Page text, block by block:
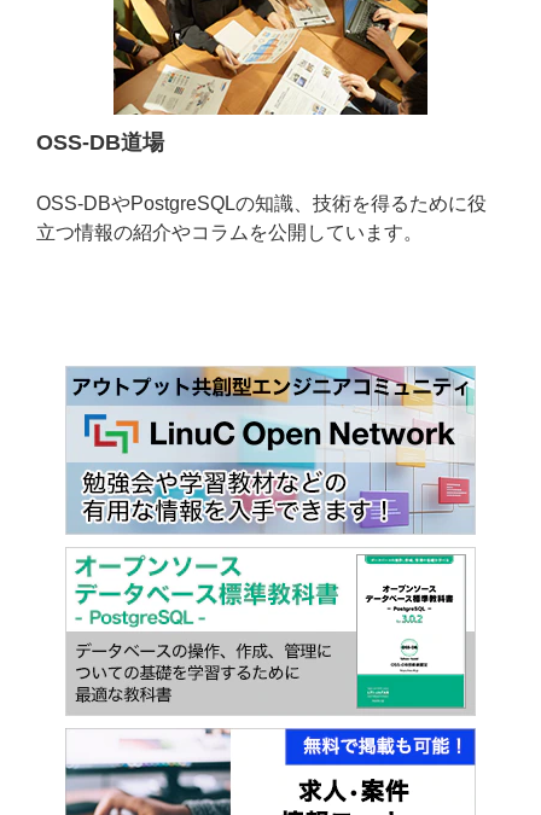
OSS-DB道場
OSS-DBやPostgreSQLの知識、技術を得るために役
立つ情報の紹介やコラムを公開しています。